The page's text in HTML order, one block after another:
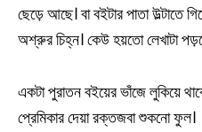
ছেড়ে আছে। বা বইটার পাতা উল্টাতে
অশ্রুর চিহ্ন। কেউ হয়তো লেখাটা
একটা পুরাতন বইয়ের ভাঁজে লুকিয়ে
প্রেমিকার দেয়া রক্তজবা শুকনো ফুল।